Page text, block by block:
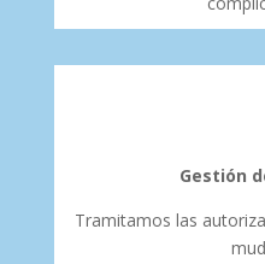
Gestión
Tramitamos las